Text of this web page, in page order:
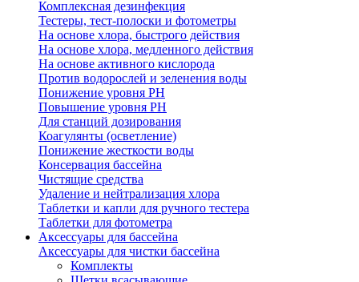
Комплексная дезинфекция
Тестеры, тест-полоски и фотометры
На основе хлора, быстрого действия
На основе хлора, медленного действия
На основе активного кислорода
Против водорослей и зеленения воды
Понижение уровня РН
Повышение уровня РН
Для станций дозирования
Коагулянты (осветление)
Понижение жесткости воды
Консервация бассейна
Чистящие средства
Удаление и нейтрализация хлора
Таблетки и капли для ручного тестера
Таблетки для фотометра
Аксессуары для бассейна
Аксессуары для чистки бассейна
Комплекты